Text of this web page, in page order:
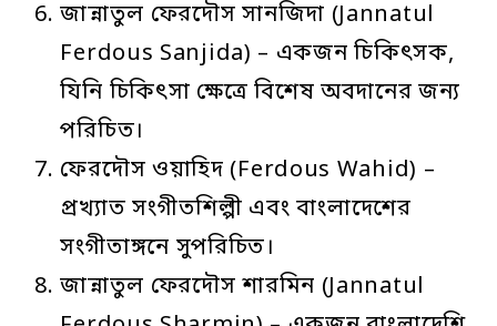
জান্নাতুল ফেরদৌস সানজিদা (Jannatul
Ferdous Sanjida) – একজন চিকিৎসক,
যিনি চিকিৎসা ক্ষেত্রে বিশেষ অবদানের জন্য
পরিচিত।
ফেরদৌস ওয়াহিদ (Ferdous Wahid) –
প্রখ্যাত সংগীতশিল্পী এবং বাংলাদেশের
সংগীতাঙ্গনে সুপরিচিত।
জান্নাতুল ফেরদৌস শারমিন (Jannatul